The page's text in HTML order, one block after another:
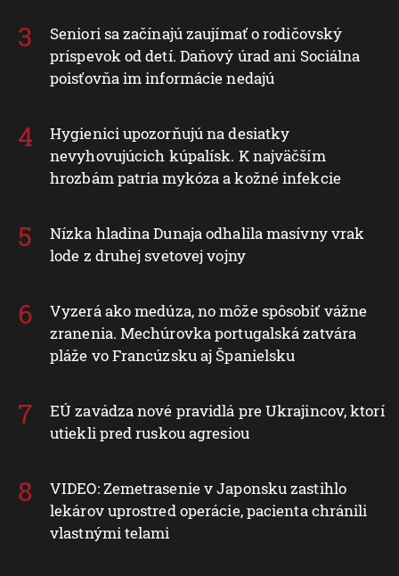
Seniori sa začínajú zaujímať o rodičovský
príspevok od detí. Daňový úrad ani Sociálna
poisťovňa im informácie nedajú
Hygienici upozorňujú na desiatky
nevyhovujúcich kúpalísk. K najväčším
hrozbám patria mykóza a kožné infekcie
Nízka hladina Dunaja odhalila masívny vrak
lode z druhej svetovej vojny
Vyzerá ako medúza, no môže spôsobiť vážne
zranenia. Mechúrovka portugalská zatvára
pláže vo Francúzsku aj Španielsku
EÚ zavádza nové pravidlá pre Ukrajincov, ktorí
utiekli pred ruskou agresiou
VIDEO: Zemetrasenie v Japonsku zastihlo
lekárov uprostred operácie, pacienta chránili
vlastnými telami